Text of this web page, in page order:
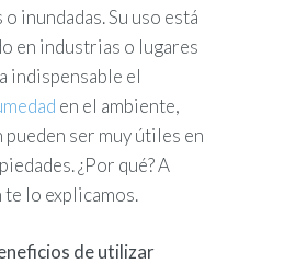
inundadas. Su uso está
en industrias o lugares
indispensable el
en el ambiente,
ser muy útiles en
¿Por qué? A
lo explicamos.
de utilizar